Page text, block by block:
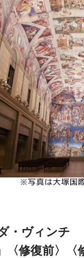
・ヴィンチ
〈修復前〉〈